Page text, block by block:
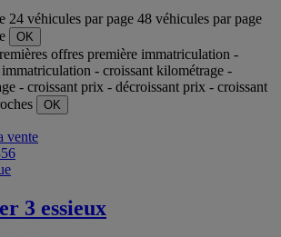
24 véhicules par page 48 véhicules par page
OK
offres première immatriculation -
- croissant kilométrage -
- croissant prix - décroissant prix - croissant
OK
vente
3 essieux